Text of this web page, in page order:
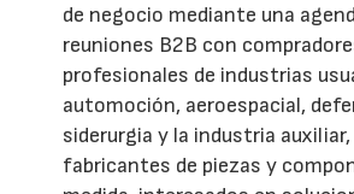
de negocio mediante una
reuniones B2B con
profesionales de industrias
automoción, aeroespacial,
siderurgia y la industria
fabricantes de piezas y